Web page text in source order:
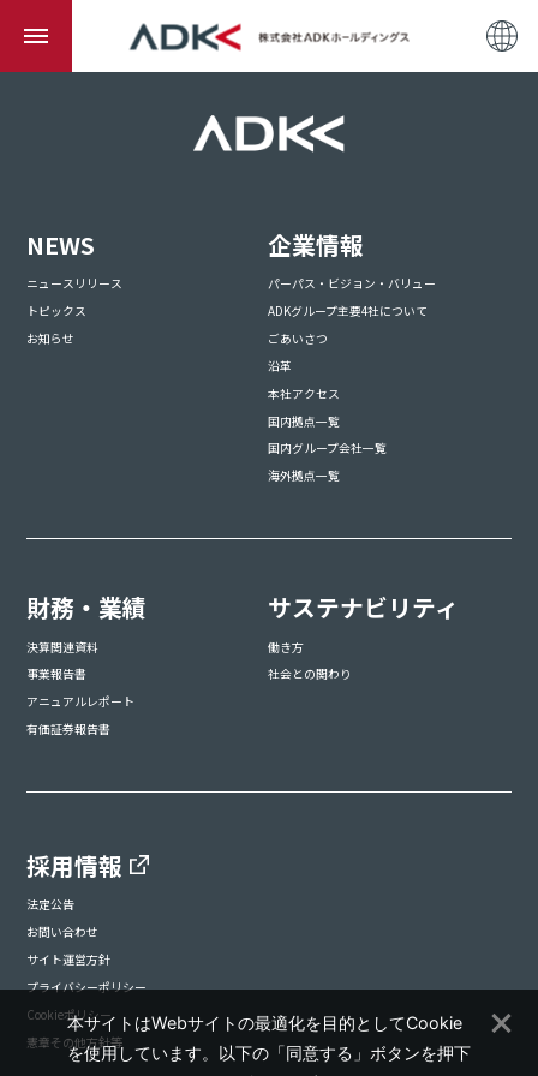
NEWS
ニュースリリース
トピックス
お知らせ
企業情報
パーパス・ビジョン・バリュー
ADKグループ主要4社について
ごあいさつ
沿革
本社アクセス
国内拠点一覧
国内グループ会社一覧
海外拠点一覧
財務・業績
決算関連資料
事業報告書
アニュアルレポート
有価証券報告書
サステナビリティ
働き方
社会との関わり
採用情報
法定公告
お問い合わせ
サイト運営方針
プライバシーポリシー
Cookieポリシー
憲章その他方針等
本サイトはWebサイトの最適化を目的としてCookie
を使用しています。以下の「同意する」ボタンを押下